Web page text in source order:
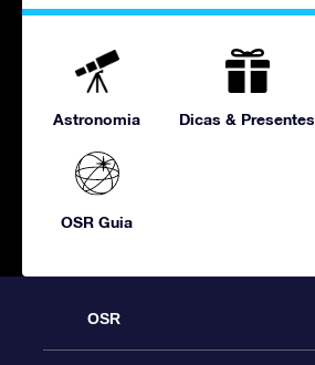
Astronomia Dicas & Presentes
OSR Guia
OSR